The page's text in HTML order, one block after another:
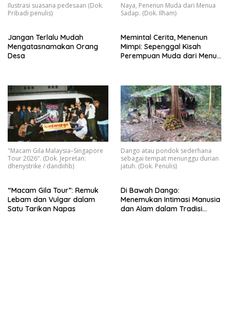
Ilustrasi suasana pedesaan (Dok.
Pribadi penulis)
Jangan Terlalu Mudah
Mengatasnamakan Orang
Desa
Naya, Penenun Muda dari Menua
Sadap. (Dok. Ilham)
Memintal Cerita, Menenun
Mimpi: Sepenggal Kisah
Perempuan Muda dari Menua
"Macam Gila Malaysia–Singapore
Tour 2026". (Dok. Jepretan:
dhenystrike / dandiihb)
“Macam Gila Tour”: Remuk
Lebam dan Vulgar dalam
Satu Tarikan Napas
Dango atau pondok sederhana
sebagai tempat menunggu durian
jatuh. (Dok. Penulis)
Di Bawah Dango:
Menemukan Intimasi Manusia
dan Alam dalam Tradisi